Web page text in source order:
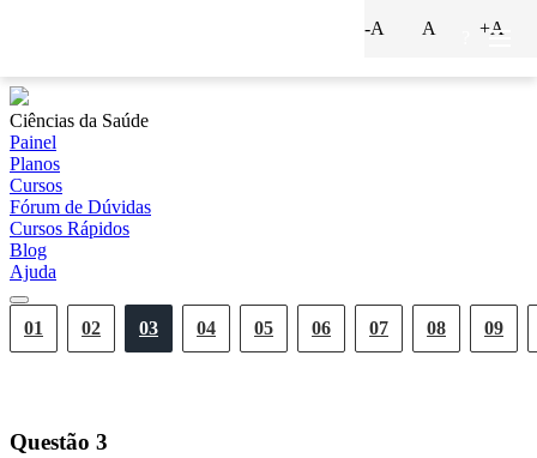
Ciências da Saúde
Painel
Planos
Cursos
Fórum de Dúvidas
Cursos Rápidos
Blog
Ajuda
01 02 03 04 05 06 07 08 09
-A A +A
Questão 3